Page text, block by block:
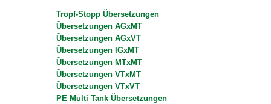
Tropf-Stopp Übersetzungen
Übersetzungen AGxMT
Übersetzungen AGxVT
Übersetzungen IGxMT
Übersetzungen MTxMT
Übersetzungen VTxMT
Übersetzungen VTxVT
PE Multi Tank Übersetzungen